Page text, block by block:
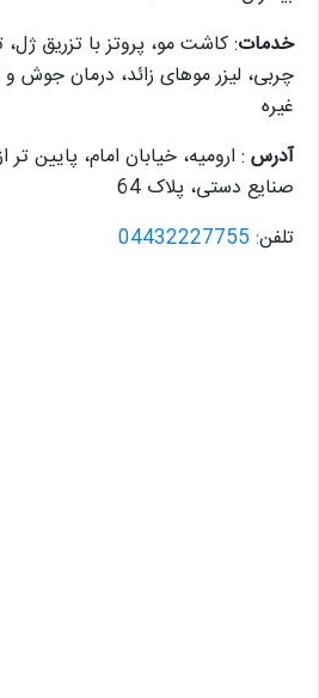
خدمات: کاشت مو، پروتز با تزریق ژل،
چربی، لیزر موهای زائد، درمان جوش
غیره
آدرس : ارومیه، خیابان امام، پایین
صنایع دستی، پلاک 64
تلفن: 04432227755